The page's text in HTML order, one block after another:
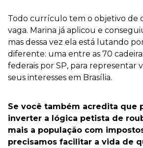
Todo currículo tem o objetivo de
vaga. Marina já aplicou e
mas dessa vez ela está lutando
diferente: uma entre as 70
federais por SP, para representar
seus interesses em Brasília.
Se você também acredita que
inverter a lógica petista de
mais a população com
precisamos facilitar a vida de